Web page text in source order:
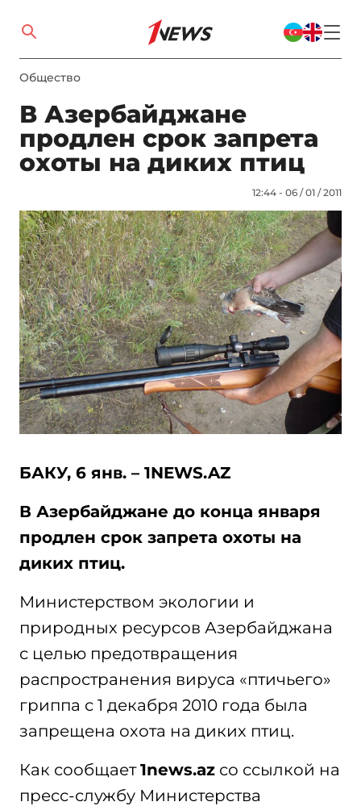
Общество
В Азербайджане
продлен срок запрета
охоты на диких птиц
12:44 - 06 / 01 / 2011
БАКУ, 6 янв. – 1NEWS.AZ
В Азербайджане до конца января
продлен срок запрета охоты на
диких птиц.
Министерством экологии и
природных ресурсов Азербайджана
с целью предотвращения
распространения вируса «птичьего»
гриппа с 1 декабря 2010 года была
запрещена охота на диких птиц.
Как сообщает1news.az со ссылкой на
пресс-службу Министерства